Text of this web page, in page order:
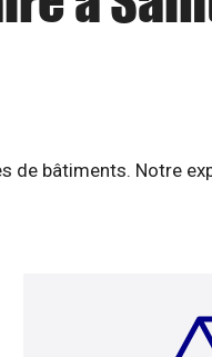
de bâtiments. Notre